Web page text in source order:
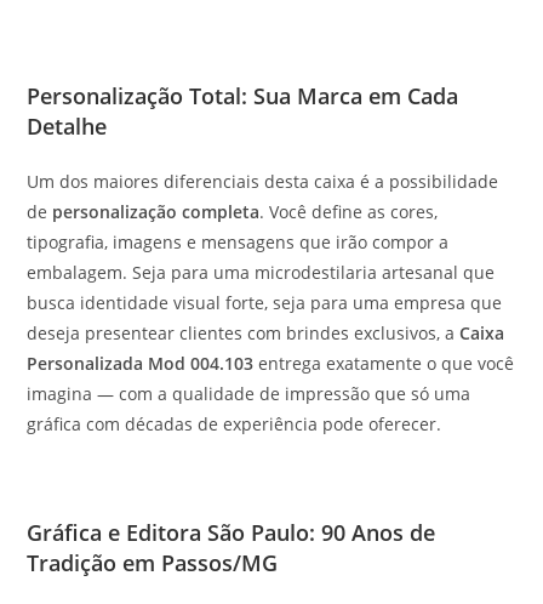
Personalização Total: Sua Marca em Cada
Detalhe
Um dos maiores diferenciais desta caixa é a possibilidade
de personalização completa. Você define as cores,
tipografia, imagens e mensagens que irão compor a
embalagem. Seja para uma microdestilaria artesanal que
busca identidade visual forte, seja para uma empresa que
deseja presentear clientes com brindes exclusivos, aCaixa
Personalizada Mod 004.103 entrega exatamente o que você
imagina — com a qualidade de impressão que só uma
gráfica com décadas de experiência pode oferecer.
Gráfica e Editora São Paulo: 90 Anos de
Tradição em Passos/MG